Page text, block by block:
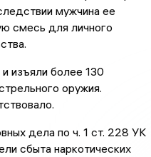
мужчина ее
смесь для личного
изъяли более 130
оружия.
дела по ч. 1 ст. 228 УК
сбыта наркотических